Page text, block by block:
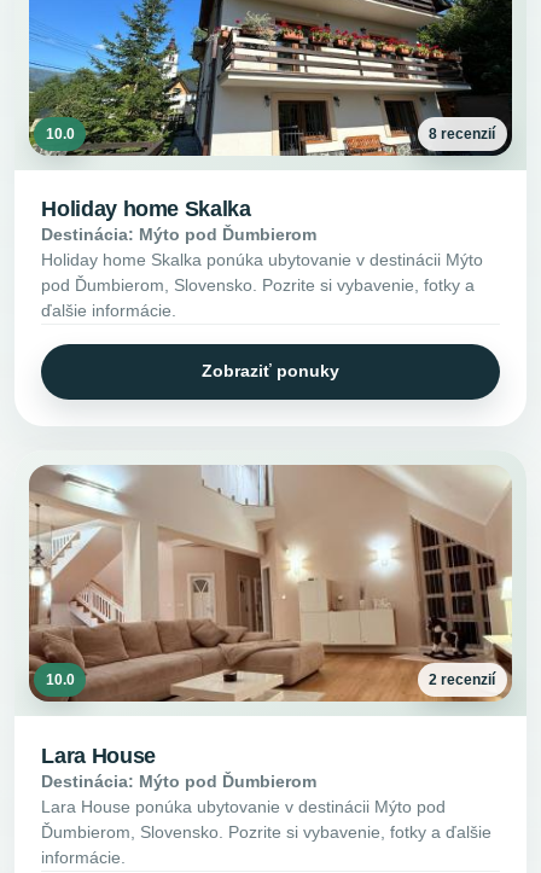
10.0 8 recenzií
Holiday home Skalka
Destinácia: Mýto pod Ďumbierom
Holiday home Skalka ponúka ubytovanie v destinácii Mýto
pod Ďumbierom, Slovensko. Pozrite si vybavenie, fotky a
ďalšie informácie.
Zobraziť ponuky
10.0 2 recenzií
Lara House
Destinácia: Mýto pod Ďumbierom
Lara House ponúka ubytovanie v destinácii Mýto pod
Ďumbierom, Slovensko. Pozrite si vybavenie, fotky a ďalšie
informácie.